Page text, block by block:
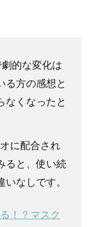
的な変化は
る方の感想と
なくなったと
に配合され
ると、使い続
なしです。
！？マスク